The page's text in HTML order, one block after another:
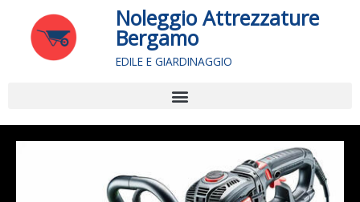
contenuto
Noleggio Attrezzature
Bergamo
EDILE E GIARDINAGGIO